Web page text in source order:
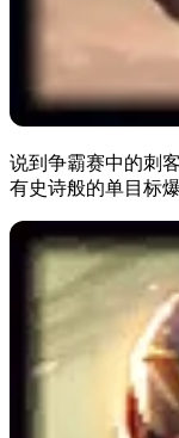
说到争霸赛中的刺
有史诗般的单目标